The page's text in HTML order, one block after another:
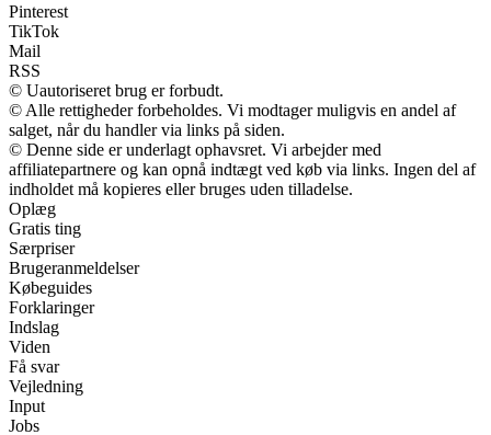
Pinterest
TikTok
Mail
RSS
© Uautoriseret brug er forbudt.
© Alle rettigheder forbeholdes. Vi modtager muligvis en andel af
salget, når du handler via links på siden.
© Denne side er underlagt ophavsret. Vi arbejder med
affiliatepartnere og kan opnå indtægt ved køb via links. Ingen del af
indholdet må kopieres eller bruges uden tilladelse.
Oplæg
Gratis ting
Særpriser
Brugeranmeldelser
Købeguides
Forklaringer
Indslag
Viden
Få svar
Vejledning
Input
Jobs